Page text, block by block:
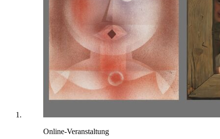
Online-Veranstaltung